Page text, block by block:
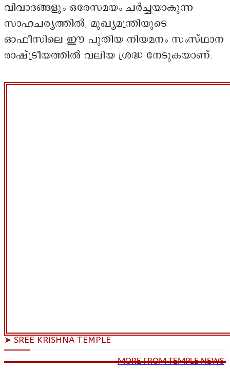
വിവാദങ്ങളും ഒരേസമയം ചർച്ചയാകുന്ന
സാഹചര്യത്തിൽ, മുഖ്യമന്ത്രിയുടെ
ഓഫീസിലെ ഈ പുതിയ നിയമനം സംസ്ഥാന
രാഷ്ട്രീയത്തിൽ വലിയ ശ്രദ്ധ നേടുകയാണ്.
➤ SREE KRISHNA TEMPLE
MORE FROM TEMPLE NEWS